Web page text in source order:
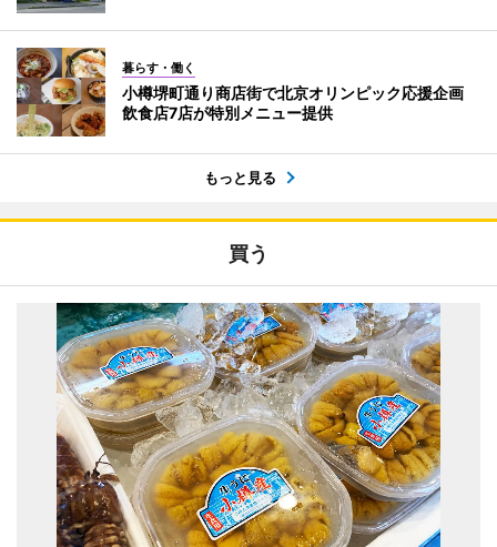
暮らす・働く
小樽堺町通り商店街で北京オリンピック応援企画
飲食店7店が特別メニュー提供
もっと見る
買う